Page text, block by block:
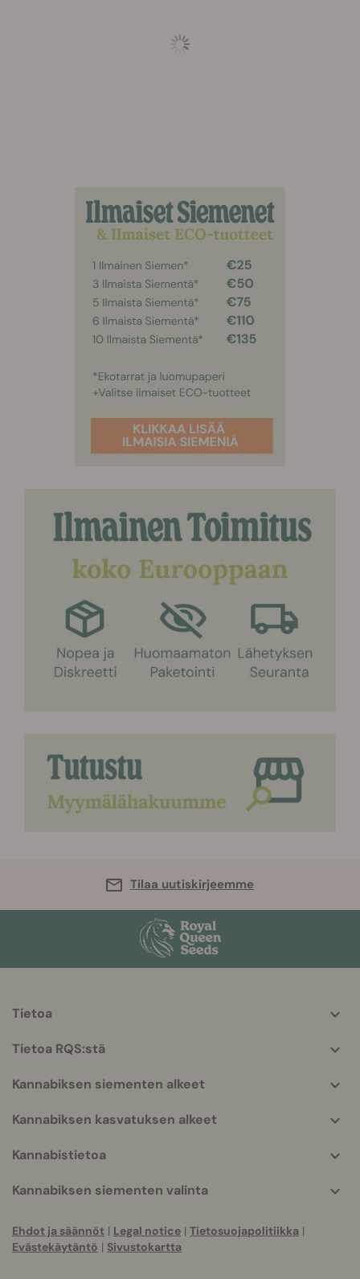
Tilaa uutiskirjeemme
info
Tietoa
Tietoa RQS:stä
Kannabiksen siementen alkeet
Kannabiksen kasvatuksen alkeet
Kannabistietoa
Kannabiksen siementen valinta
Ehdot ja säännöt | Legal notice | Tietosuojapolitiikka |
Evästekäytäntö | Sivustokartta